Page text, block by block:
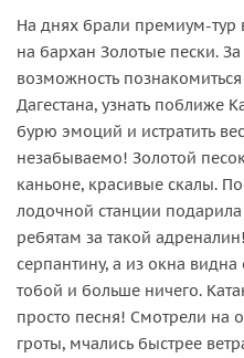
На днях брали премиум-тур
на бархан Золотые пески.
возможность
Дагестана, узнать поближе
бурю эмоций и истратить
незабываемо! Золотой
каньоне, красивые скалы.
лодочной станции
ребятам за такой
серпантину, а из окна
тобой и больше ничего.
просто песня! Смотрели на
гроты, мчались быстрее